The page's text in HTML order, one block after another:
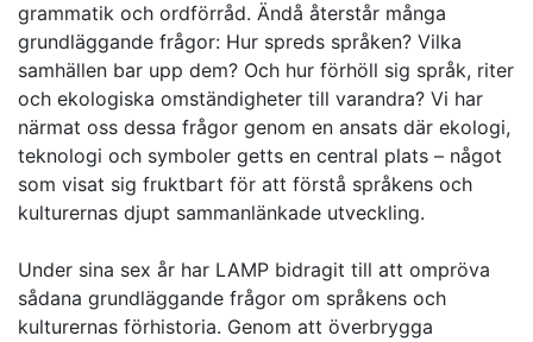
grammatik och ordförråd. Ändå återstår många
grundläggande frågor: Hur spreds språken? Vilka
samhällen bar upp dem? Och hur förhöll sig språk, riter
och ekologiska omständigheter till varandra? Vi har
närmat oss dessa frågor genom en ansats där ekologi,
teknologi och symboler getts en central plats – något
som visat sig fruktbart för att förstå språkens och
kulturernas djupt sammanlänkade utveckling.
Under sina sex år har LAMP bidragit till att ompröva
sådana grundläggande frågor om språkens och
kulturernas förhistoria. Genom att överbrygga